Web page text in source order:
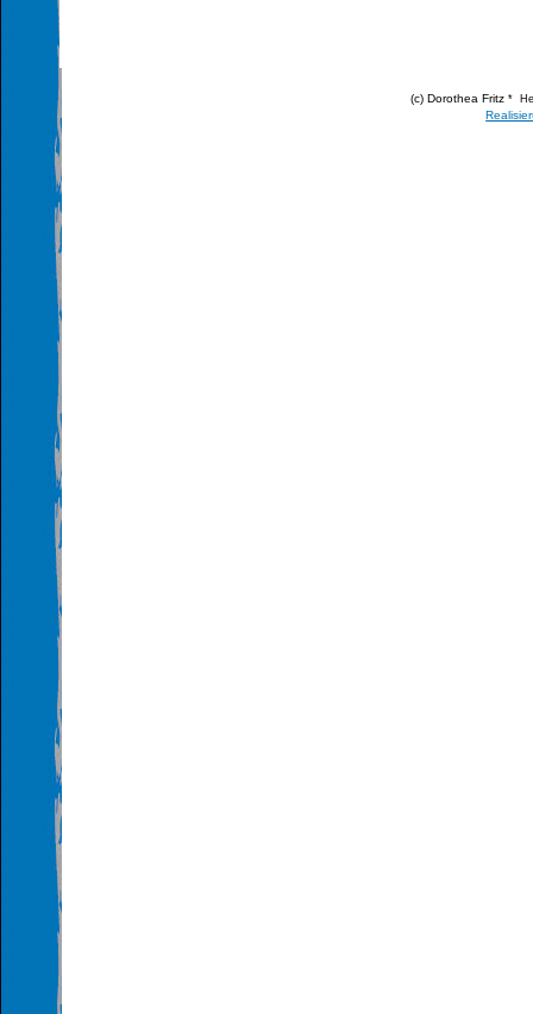
(c) Dorothea Fritz*